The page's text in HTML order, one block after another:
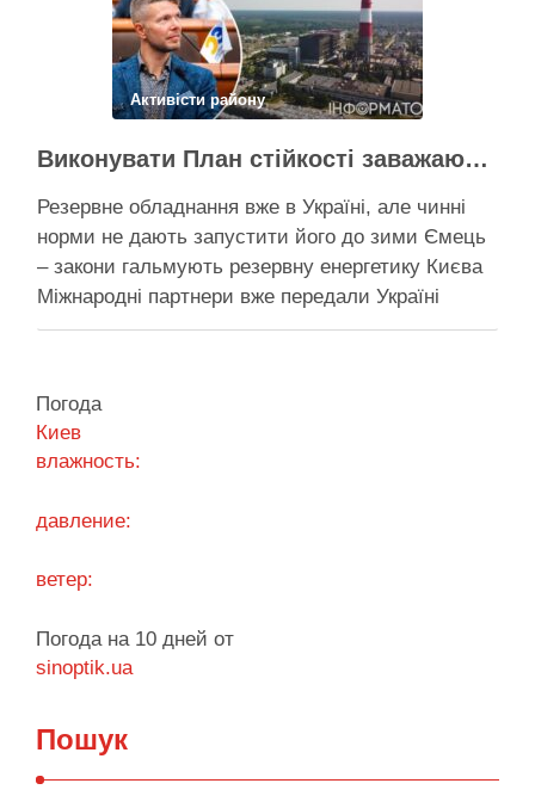
Поділитися у соцмережах:
Активісти району
Виконувати План стійкості заважають законодавчі обмеження – депутат Київради
Резервне обладнання вже в Україні, але чинні
норми не дають запустити його до зими Ємець
– закони гальмують резервну енергетику Києва
Міжнародні партнери вже передали Україні
обладнання для резервного енергозабезпечення
4 серпня заявив депутат Київської міської ради
від …
Погода
Киев
влажность:
давление:
ветер:
Погода на 10 дней от
sinoptik.ua
Пошук